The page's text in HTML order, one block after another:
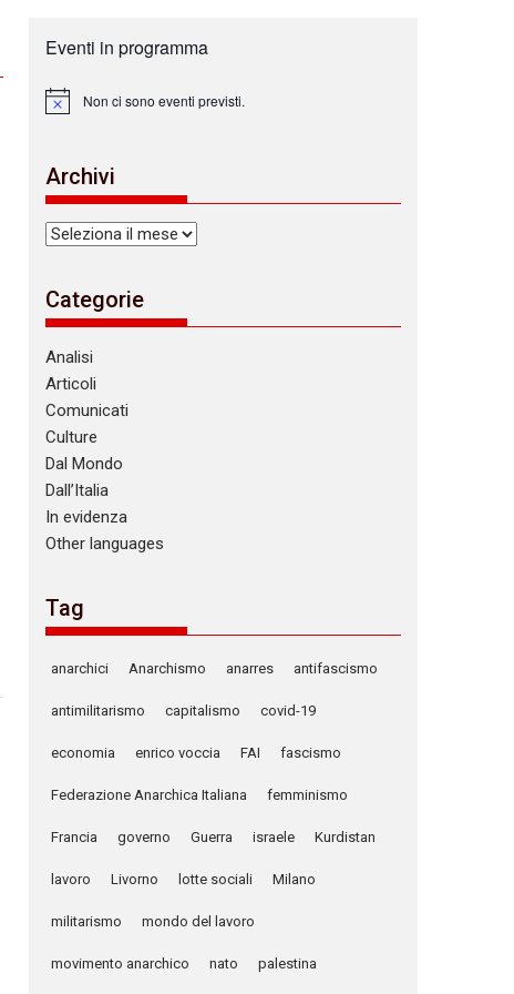
Eventi in programma
N
c
e
Non ci sono eventi previsti.
Archivi
Archivi
Categorie
Analisi
Articoli
Comunicati
Culture
Dal Mondo
Dall’Italia
In evidenza
Other languages
Tag
anarchici Anarchismo anarres antifascismo
antimilitarismo capitalismo covid-19
economia enrico voccia FAI fascismo
Federazione Anarchica Italiana femminismo
Francia governo Guerra israele Kurdistan
lavoro Livorno lotte sociali Milano
militarismo mondo del lavoro
movimento anarchico nato palestina